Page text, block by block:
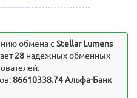
обмена c Stellar Lumens
28надежных обменных
86610338.74 Альфа-Банк